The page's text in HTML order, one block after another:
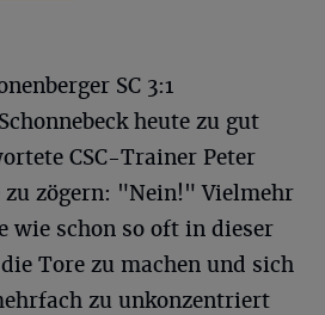
SC 3:1
heute zu gut
CSC-Trainer Peter
zu zögern: "Nein!" Vielmehr
wie schon so oft in dieser
Tore zu machen und sich
zu unkonzentriert